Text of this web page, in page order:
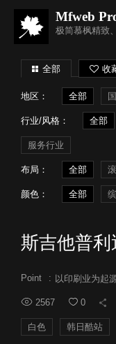
Mfweb
极简慕枫精致
全部 收
地区： 全部
行业/风格： 全部
服务行业
布局： 全部
颜色： 全部
斯吉他普
Point : 以印刷业为起源，以创意为起
2567 0
白色 韩日酷站